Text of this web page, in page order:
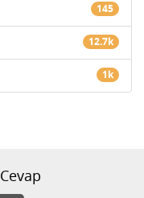
145
12.7k
1k
Cevap